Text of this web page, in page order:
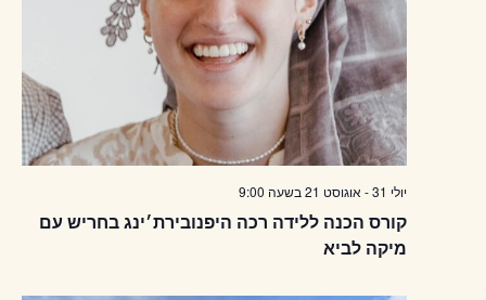
קורס הכנה ללידה רכה היפנובירת׳ינג בחריש עם
מיקה לביא
יולי 31 - אוגוסט 21 בשעה 9:00